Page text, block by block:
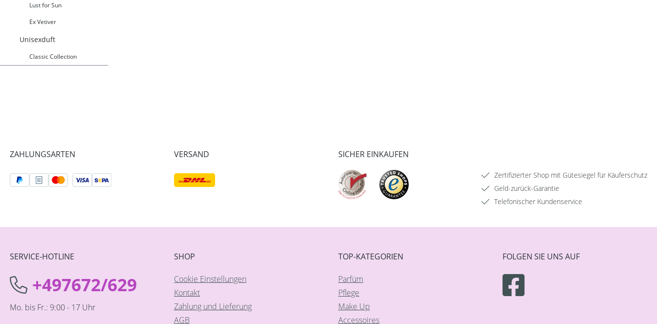
Lust for Sun
Ex Vetiver
Unisexduft
Classic Collection
ZAHLUNGSARTEN VERSAND SICHER EINKAUFEN
Zertifizierter Shop mit Gütesiegel für Käuferschutz
Geld-zurück-Garantie
Telefonischer Kundenservice
SERVICE-HOTLINE
+497672/629
Mo. bis Fr.: 9:00 - 17 Uhr
SHOP
Cookie Einstellungen
Kontakt
Zahlung und Lieferung
AGB
TOP-KATEGORIEN
Parfüm
Pflege
Make Up
Accessoires
FOLGEN SIE UNS AUF